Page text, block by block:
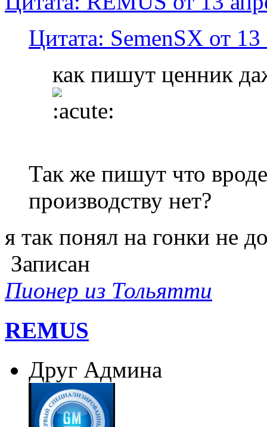
Цитата: SemenSX от
как пишут ценник
Так же пишут что
производству нет?
я так понял на гонки не
Записан
Пионер из Тольятти
REMUS
Друг Админа